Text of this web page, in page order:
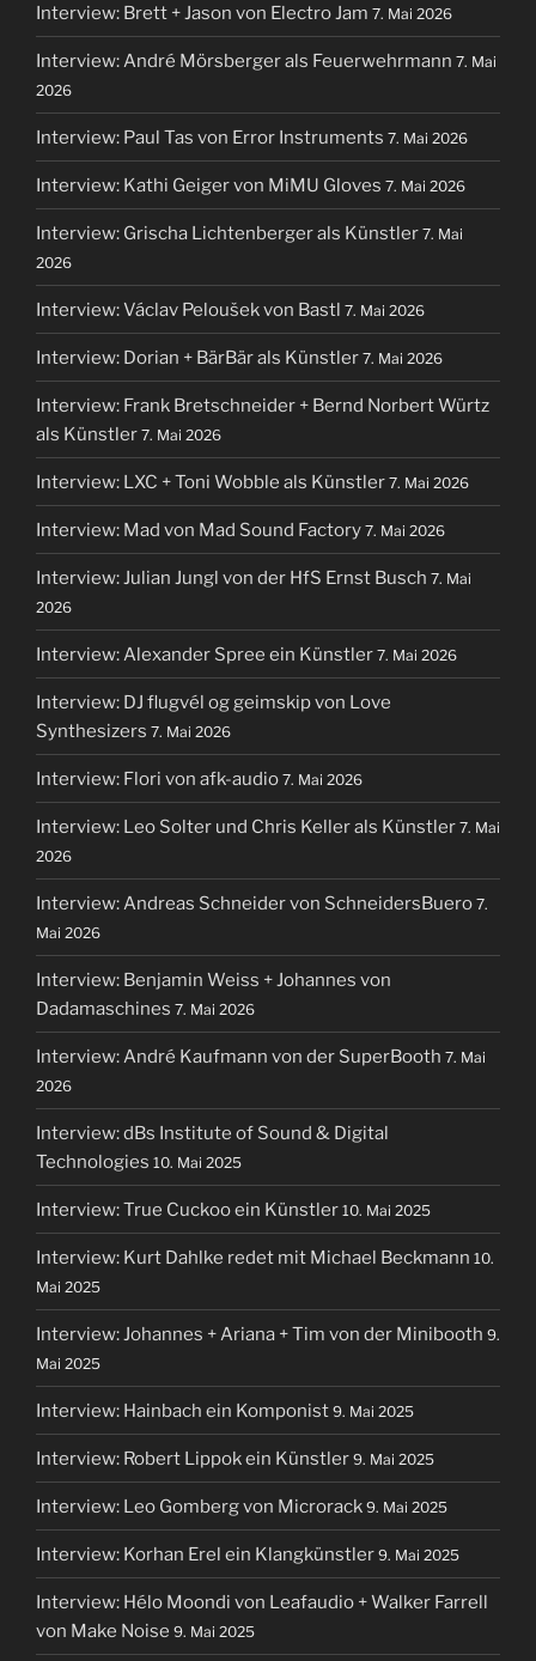
Interview: Brett + Jason von Electro Jam 7. Mai 2026
Interview: André Mörsberger als Feuerwehrmann 7. Mai
2026
Interview: Paul Tas von Error Instruments 7. Mai 2026
Interview: Kathi Geiger von MiMU Gloves 7. Mai 2026
Interview: Grischa Lichtenberger als Künstler 7. Mai
2026
Interview: Václav Peloušek von Bastl 7. Mai 2026
Interview: Dorian + BärBär als Künstler 7. Mai 2026
Interview: Frank Bretschneider + Bernd Norbert Würtz
als Künstler 7. Mai 2026
Interview: LXC + Toni Wobble als Künstler 7. Mai 2026
Interview: Mad von Mad Sound Factory 7. Mai 2026
Interview: Julian Jungl von der HfS Ernst Busch 7. Mai
2026
Interview: Alexander Spree ein Künstler 7. Mai 2026
Interview: DJ flugvél og geimskip von Love
Synthesizers 7. Mai 2026
Interview: Flori von afk-audio 7. Mai 2026
Interview: Leo Solter und Chris Keller als Künstler 7. Mai
2026
Interview: Andreas Schneider von SchneidersBuero 7.
Mai 2026
Interview: Benjamin Weiss + Johannes von
Dadamaschines 7. Mai 2026
Interview: André Kaufmann von der SuperBooth 7. Mai
2026
Interview: dBs Institute of Sound & Digital
Technologies 10. Mai 2025
Interview: True Cuckoo ein Künstler 10. Mai 2025
Interview: Kurt Dahlke redet mit Michael Beckmann 10.
Mai 2025
Interview: Johannes + Ariana + Tim von der Minibooth 9.
Mai 2025
Interview: Hainbach ein Komponist 9. Mai 2025
Interview: Robert Lippok ein Künstler 9. Mai 2025
Interview: Leo Gomberg von Microrack 9. Mai 2025
Interview: Korhan Erel ein Klangkünstler 9. Mai 2025
Interview: Hélo Moondi von Leafaudio + Walker Farrell
von Make Noise 9. Mai 2025